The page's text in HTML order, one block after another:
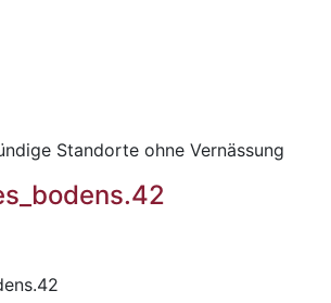
Standorte ohne Vernässung